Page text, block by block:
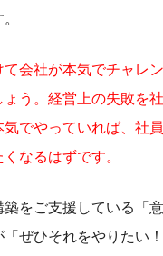
会社が本気でチャレ
う。経営上の失敗を
でやっていれば、社
なるはずです。
をご支援している「
ぜひそれをやりたい